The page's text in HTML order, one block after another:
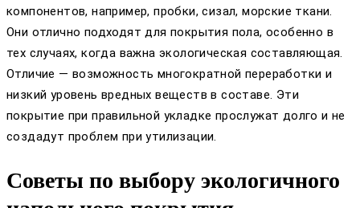
компонентов, например, пробки, сизал, морские ткани.
Они отлично подходят для покрытия пола, особенно в
тех случаях, когда важна экологическая составляющая.
Отличие — возможность многократной переработки и
низкий уровень вредных веществ в составе. Эти
покрытие при правильной укладке прослужат долго и не
создадут проблем при утилизации.
Советы по выбору экологичного